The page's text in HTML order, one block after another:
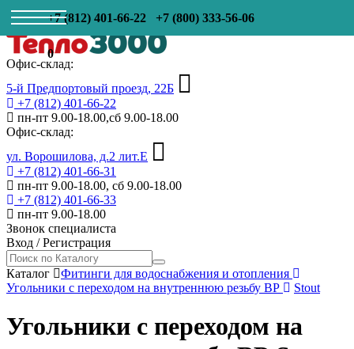
+7 (812) 401-66-22 +7 (800) 333-56-06
0
Офис-склад:
5-й Предпортовый проезд, 22Б
+7 (812) 401-66-22
пн-пт 9.00-18.00,сб 9.00-18.00
Офис-склад:
ул. Ворошилова, д.2 лит.Е
+7 (812) 401-66-31
пн-пт 9.00-18.00, сб 9.00-18.00
+7 (812) 401-66-33
пн-пт 9.00-18.00
Звонок специалиста
Вход /Регистрация
Каталог
Фитинги для водоснабжения и отопления
Угольники с переходом на внутреннюю резьбу ВР
Stout
Угольники с переходом на